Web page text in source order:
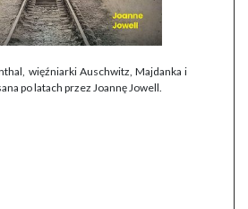
więźniarki Auschwitz, Majdanka i
po latach przez Joannę Jowell.